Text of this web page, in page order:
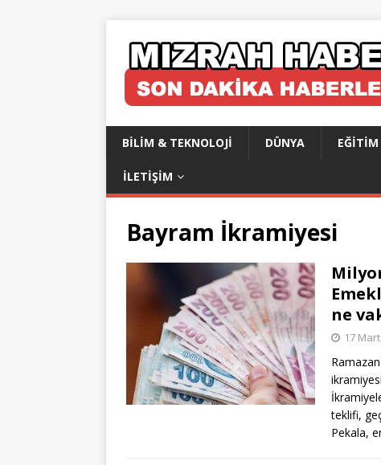
BILIM & TEKNOLOJI DÜNYA EĞITIM
İLETIŞIM
Bayram İkramiyesi
ne
17
teklifi,
Pekala,